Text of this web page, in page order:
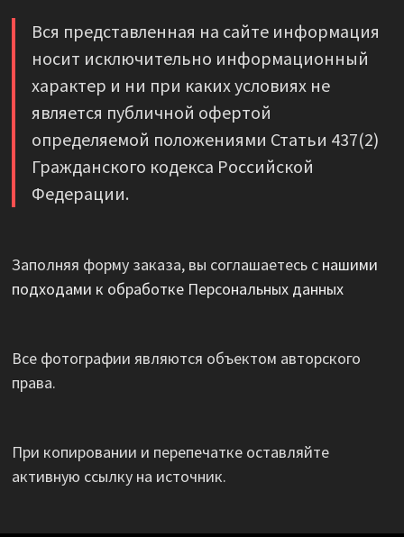
Вся представленная на сайте информация
носит исключительно информационный
характер и ни при каких условиях не
является публичной офертой
определяемой положениями Статьи 437(2)
Гражданского кодекса Российской
Федерации.
Заполняя форму заказа, вы соглашаетесь с нашими
подходами к обработке Персональных данных
Все фотографии являются объектом авторского
права.
При копировании и перепечатке оставляйте
активную ссылку на источник.